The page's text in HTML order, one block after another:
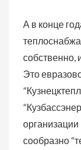
А в конце
собственно,
Это
организации
сообразно